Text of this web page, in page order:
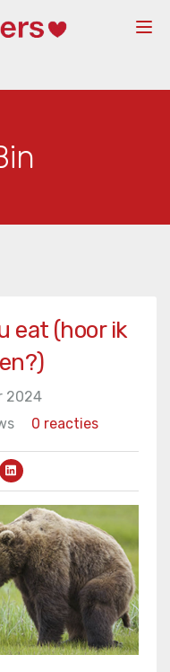
eat (hoor ik
2024
0 reacties